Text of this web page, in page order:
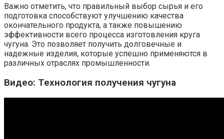
Важно отметить, что правильный выбор сырья и его
подготовка способствуют улучшению качества
окончательного продукта, а также повышению
эффективности всего процесса изготовления круга
чугуна. Это позволяет получить долговечные и
надежные изделия, которые успешно применяются в
различных отраслях промышленности.
Видео: Технология получения чугуна